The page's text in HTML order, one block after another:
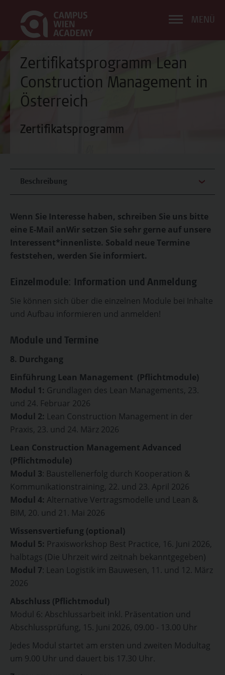
MENÜ
Zertifikatsprogramm Lean
Construction Management in
Österreich
Zertifikatsprogramm
Beschreibung
Wenn Sie Interesse haben, schreiben Sie uns bitte
eine E-Mail anWir setzen Sie sehr gerne auf unsere
Interessent*innenliste. Sobald neue Termine
feststehen, werden Sie informiert.
Einzelmodule: Information und Anmeldung
Sie können sich über die einzelnen Module bei Inhalte
und Aufbau informieren und anmelden!
Module und Termine
8. Durchgang
Einführung Lean Management (Pflichtmodule)
Modul 1: Grundlagen des Lean Managements, 23.
und 24. Februar 2026
Modul 2: Lean Construction Management in der
Praxis, 23. und 24. März 2026
Lean Construction Management Advanced
(Pflichtmodule)
Modul 3: Baustellenerfolg durch Kooperation &
Kommunikationstraining, 22. und 23. April 2026
Modul 4: Alternative Vertragsmodelle und Lean &
BIM, 20. und 21. Mai 2026
Wissensvertiefung (optional)
Modul 5: Praxisworkshop Best Practice, 16. Juni 2026,
halbtags (Die Uhrzeit wird zeitnah bekanntgegeben)
Modul 7: Lean Logistik im Bauwesen, 11. und 12. März
2026
Abschluss (Pflichtmodul)
Modul 6: Abschlussarbeit inkl. Präsentation und
Abschlussprüfung, 15. Juni 2026, 09.00 - 13.00 Uhr
Jedes Modul startet am ersten und zweiten Modultag
um 9.00 Uhr und dauert bis 17.30 Uhr.